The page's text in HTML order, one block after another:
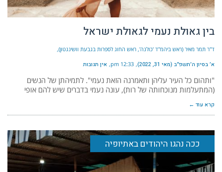
בין גאולת נעמי לגאולת ישראל
ד"ר תמר מאיר (ראש ביהמ"ד 'כולנה', ראש החוג לספרות בגבעת וושינגטון)
א׳ בסיון ה׳תשפ״ב (מאי 31, 2022) 12:33 pm אין תגובות
"ותהום כל העיר עליהן ותאמרנה הזאת נעמי". לתמיהתן של הנשים
(המתעלמות מנוכחותה של רות), עונה נעמי בדברים שיש להם אופי
קרא עוד ←
ככה נהגו היהודים באתיופיה